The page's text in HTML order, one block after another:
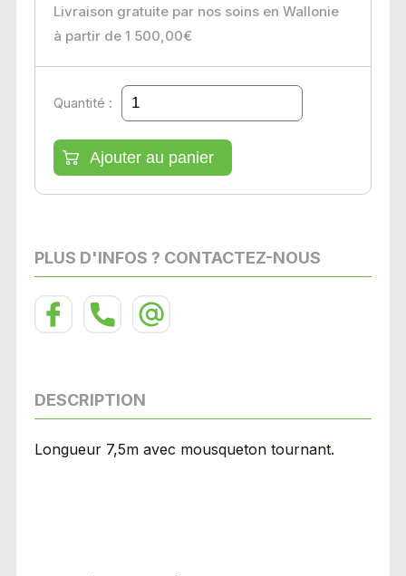
Livraison gratuite par nos soins en Wallonie
à partir de 1 500,00€
Quantité :
PLUS D'INFOS ? CONTACTEZ-NOUS
DESCRIPTION
Longueur 7,5m avec mousqueton tournant.